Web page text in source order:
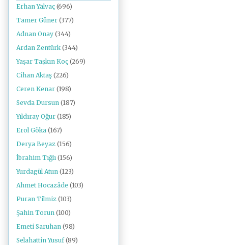
Erhan Yalvaç (696)
Tamer Güner (377)
Adnan Onay (344)
Ardan Zentürk (344)
Yaşar Taşkın Koç (269)
Cihan Aktaş (226)
Ceren Kenar (198)
Sevda Dursun (187)
Yıldıray Oğur (185)
Erol Göka (167)
Derya Beyaz (156)
İbrahim Tığlı (156)
Yurdagül Atun (123)
Ahmet Hocazâde (103)
Puran Tilmiz (103)
Şahin Torun (100)
Emeti Saruhan (98)
Selahattin Yusuf (89)